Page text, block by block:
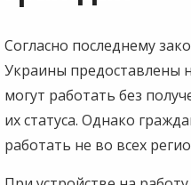
Согласно последнему
Украины предоставлены
могут работать без
их статуса. Однако
работать не во всех